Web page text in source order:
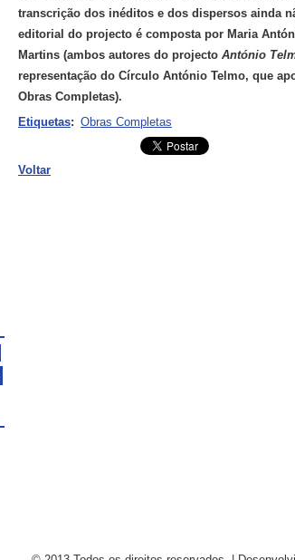
transcrição dos inéditos e dos dispersos ainda
editorial do projecto é composta por Maria
Martins (ambos autores do projecto António
representação do Círculo António Telmo, que
Obras Completas).
Etiquetas: Obras Completas
Voltar